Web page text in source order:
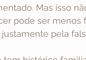
Mas isso
pode ser menos
pela